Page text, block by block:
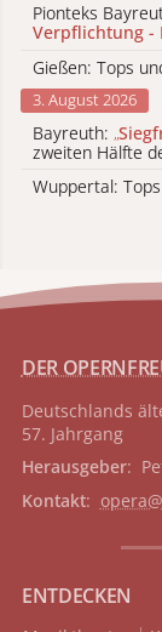
Pionteks
Verpflichtung -
Gießen: Tops
3. August 2026
Bayreuth: „
zweiten Hälfte
Wuppertal:
DER
Deutschlands
57. Jahrgang
Herausgeber:
Kontakt:
ENTDECKEN